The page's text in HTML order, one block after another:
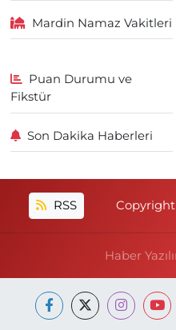
Mardin Namaz Vakitleri
Puan Durumu ve
Fikstür
Son Dakika Haberleri
RSS Copyright
Haber